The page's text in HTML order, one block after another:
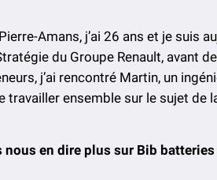
Amans, j’ai 26 ans et je suis
du Groupe Renault, avant
j’ai rencontré Martin, un
travailler ensemble sur le sujet de
nous en dire plus sur Bib